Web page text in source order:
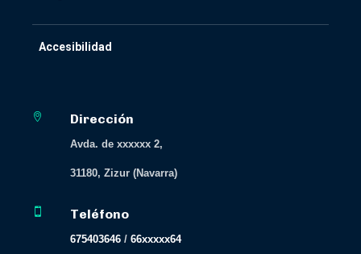
Accesibilidad
 Dirección
Avda. de xxxxxx 2,
31180, Zizur (Navarra)
 Teléfono
675403646 /66xxxxx64